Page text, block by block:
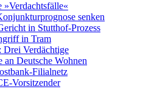
senken
in Stutthof-Prozess
in Tram
Drei Verdächtige
an Deutsche Wohnen
Filialnetz
Vorsitzender